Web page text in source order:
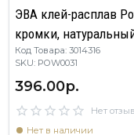
ЭВА клей-расплав
кромки,
Код Товара: 3014316
SKU: POW0031
396.00р.
Нет
Нет в наличии